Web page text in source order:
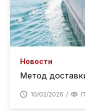
Новости
Метод
10/02/2026